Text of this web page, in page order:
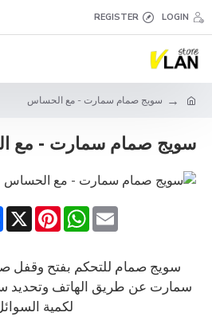
LOGIN
REGISTER
سويج صمام سمارت - مع الحساس
سويج صمام سمارت - مع
X
Pinterest
WhatsAppEmail
سويج صمام للتحكم بفتح وقفل
سمارت عن طريق الهاتف
لكمية